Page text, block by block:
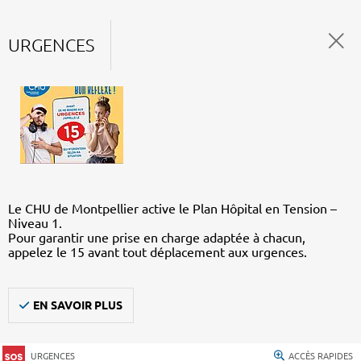
URGENCES
Le CHU de Montpellier active le Plan Hôpital en Tension –
Niveau 1.
Pour garantir une prise en charge adaptée à chacun,
appelez le 15 avant tout déplacement aux urgences.
EN SAVOIR PLUS
URGENCES ACCÈS RAPIDES